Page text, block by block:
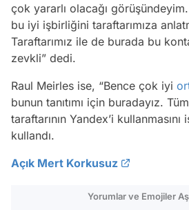
çok yararlı olacağı
bu iyi işbirliğini taraftarımıza
Taraftarımız ile de burada bu
zevkli” dedi.
Raul Meirles ise, “Bence çok iyi
bunun tanıtımı için buradayız.
taraftarının Yandex’i
kullandı.
Açık Mert Korkusuz
Yorumlar ve Emojiler